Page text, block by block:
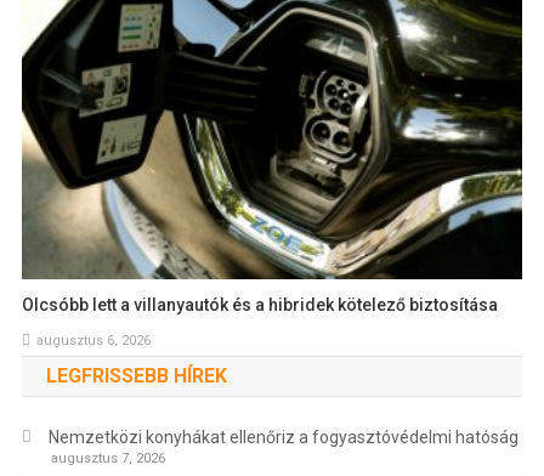
Olcsóbb lett a villanyautók és a hibridek kötelező biztosítása
augusztus 6, 2026
LEGFRISSEBB HÍREK
Nemzetközi konyhákat ellenőriz a fogyasztóvédelmi hatóság
augusztus 7, 2026